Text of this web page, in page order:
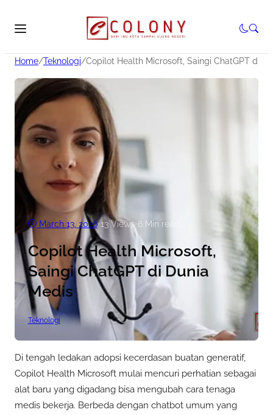
Home/Teknologi/Copilot Health Microsoft, Saingi ChatGPT di
March 13, 2026•13Views•6 Min read
Copilot Health Microsoft,
Saingi ChatGPT di Dunia
Medis
Teknologi
Di tengah ledakan adopsi kecerdasan buatan generatif,
Copilot Health Microsoft mulai mencuri perhatian sebagai
alat baru yang digadang bisa mengubah cara tenaga
medis bekerja. Berbeda dengan chatbot umum yang